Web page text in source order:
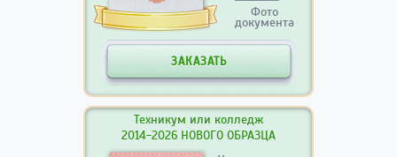
Фото
документа
ЗАКАЗАТЬ
Техникум или колледж
2014-2026 НОВОГО ОБРАЗЦА